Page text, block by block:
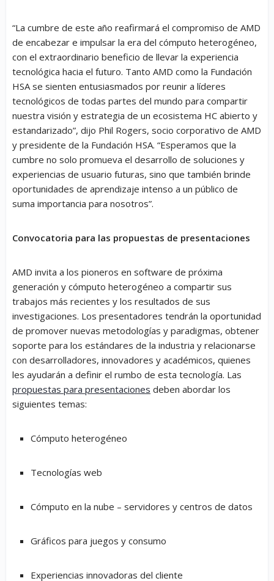
“La cumbre de este año reafirmará el compromiso de AMD
de encabezar e impulsar la era del cómputo heterogéneo,
con el extraordinario beneficio de llevar la experiencia
tecnológica hacia el futuro. Tanto AMD como la Fundación
HSA se sienten entusiasmados por reunir a líderes
tecnológicos de todas partes del mundo para compartir
nuestra visión y estrategia de un ecosistema HC abierto y
estandarizado”, dijo Phil Rogers, socio corporativo de AMD
y presidente de la Fundación HSA. “Esperamos que la
cumbre no solo promueva el desarrollo de soluciones y
experiencias de usuario futuras, sino que también brinde
oportunidades de aprendizaje intenso a un público de
suma importancia para nosotros”.
Convocatoria para las propuestas de presentaciones
AMD invita a los pioneros en software de próxima
generación y cómputo heterogéneo a compartir sus
trabajos más recientes y los resultados de sus
investigaciones. Los presentadores tendrán la oportunidad
de promover nuevas metodologías y paradigmas, obtener
soporte para los estándares de la industria y relacionarse
con desarrolladores, innovadores y académicos, quienes
les ayudarán a definir el rumbo de esta tecnología. Las
propuestas para presentaciones deben abordar los
siguientes temas:
Cómputo heterogéneo
Tecnologías web
Cómputo en la nube – servidores y centros de datos
Gráficos para juegos y consumo
Experiencias innovadoras del cliente